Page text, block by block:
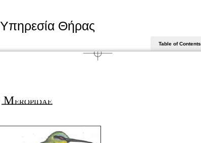
Θήρας
Table of Contents
MEROPIDAE